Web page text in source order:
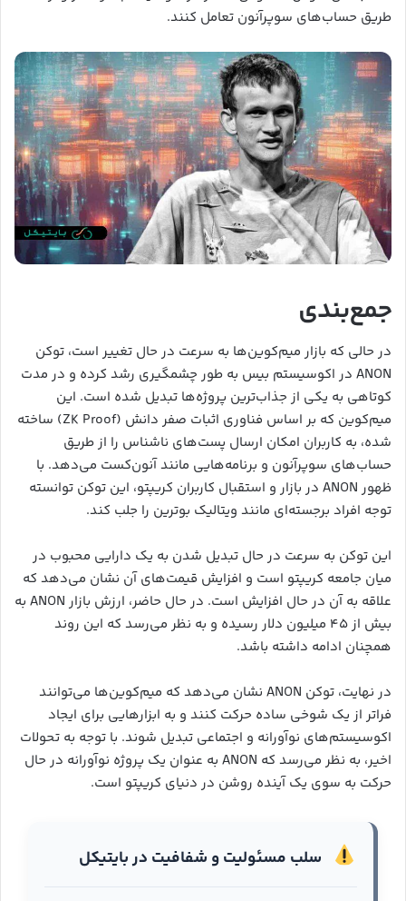
طریق حساب‌های سوپرآنون تعامل کنند.
جمع‌بندی
در حالی که بازار میم‌کوین‌ها به سرعت در حال تغییر است، توکن
ANON در اکوسیستم بیس به طور چشمگیری رشد کرده و در مدت
کوتاهی به یکی از جذاب‌ترین پروژه‌ها تبدیل شده است. این
میم‌کوین که بر اساس فناوری اثبات صفر دانش (ZK Proof) ساخته
شده، به کاربران امکان ارسال پست‌های ناشناس را از طریق
حساب‌های سوپرآنون و برنامه‌هایی مانند آنون‌کست می‌دهد. با
ظهور ANON در بازار و استقبال کاربران کریپتو، این توکن توانسته
توجه افراد برجسته‌ای مانند ویتالیک بوترین را جلب کند.
این توکن به سرعت در حال تبدیل شدن به یک دارایی محبوب در
میان جامعه کریپتو است و افزایش قیمت‌های آن نشان می‌دهد که
علاقه به آن در حال افزایش است. در حال حاضر، ارزش بازار ANON به
بیش از ۴۵ میلیون دلار رسیده و به نظر می‌رسد که این روند
همچنان ادامه داشته باشد.
در نهایت، توکن ANON نشان می‌دهد که میم‌کوین‌ها می‌توانند
فراتر از یک شوخی ساده حرکت کنند و به ابزارهایی برای ایجاد
اکوسیستم‌های نوآورانه و اجتماعی تبدیل شوند. با توجه به تحولات
اخیر، به نظر می‌رسد که ANON به عنوان یک پروژه نوآورانه در حال
حرکت به سوی یک آینده روشن در دنیای کریپتو است.
سلب مسئولیت و شفافیت در بایتیکل